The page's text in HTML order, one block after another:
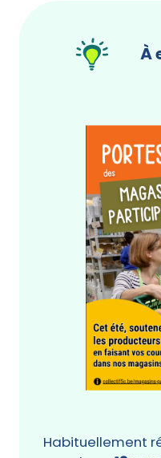
À
Habituellement